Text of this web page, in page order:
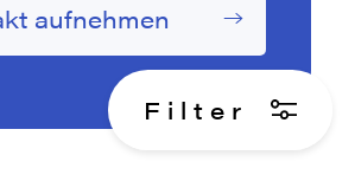
F i l t e r
aufnehmen